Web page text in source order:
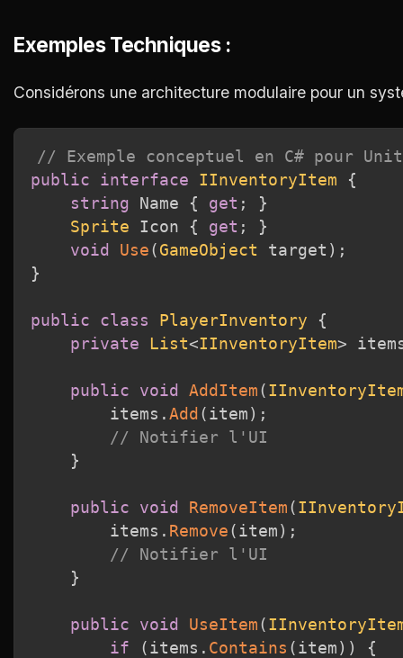
Exemples Techniques :
Considérons une architecture modulaire pour un
// Exemple conceptuel en C# pour
public
interface IInventoryItem
{
string Name { get ;
}
Sprite Icon { get ;
}
void
Use ( GameObject target ) ;
}
public class PlayerInventory
{
private
List<IInventoryItem>
public void AddItem (
        items
. Add ( item ) ;
// Notifier l'UI
}
public void RemoveItem (
        items
. Remove ( item ) ;
// Notifier l'UI
}
public void UseItem (
if
( items . Contains ( item ) )
{